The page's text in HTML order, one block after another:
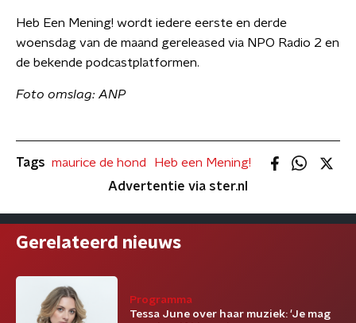
Heb Een Mening! wordt iedere eerste en derde
woensdag van de maand gereleased via NPO Radio 2 en
de bekende podcastplatformen.
Foto omslag: ANP
Tags maurice de hond
Heb een Mening!
Advertentie via ster.nl
Gerelateerd nieuws
Programma
Tessa June over haar muziek: 'Je mag